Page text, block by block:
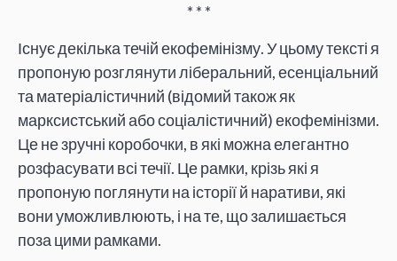
* * *
Існує декілька течій екофемінізму. У цьому тексті я
пропоную розглянути ліберальний, есенціальний
та матеріалістичний (відомий також як
марксистський або соціалістичний) екофемінізми.
Це не зручні коробочки, в які можна елегантно
розфасувати всі течії. Це рамки, крізь які я
пропоную поглянути на історії й наративи, які
вони уможливлюють, і на те, що залишається
поза цими рамками.